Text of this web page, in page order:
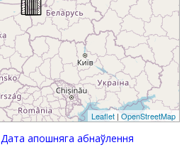
Leaflet |OpenStreetMap
Дата апошняга абнаўлення